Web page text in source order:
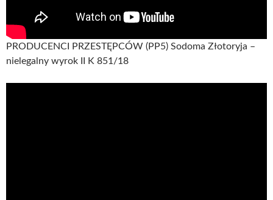
PRODUCENCI PRZESTĘPCÓW (PP5) Sodoma Złotoryja –
nielegalny wyrok II K 851/18